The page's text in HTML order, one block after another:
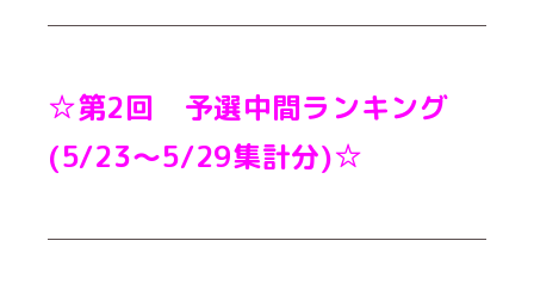
☆第2回 予選中間ランキング
(5/23～5/29集計分)☆